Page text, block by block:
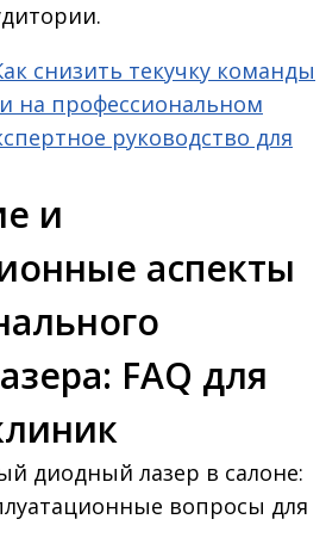
снизить текучку команды
на профессиональном
руководство для
и
аспекты
FAQ для